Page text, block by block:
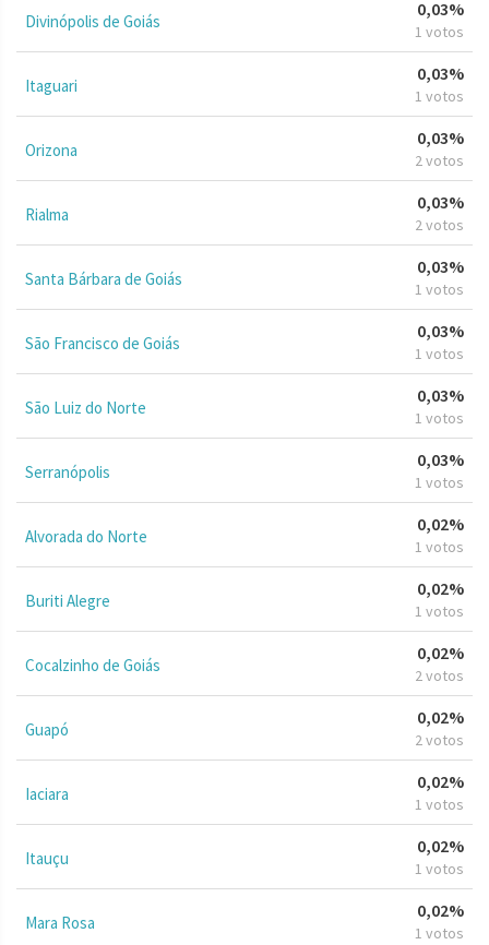
Divinópolis de Goiás
0,03%
1 votos
Itaguari
0,03%
1 votos
Orizona
0,03%
2 votos
Rialma
0,03%
2 votos
Santa Bárbara de Goiás
0,03%
1 votos
São Francisco de Goiás
0,03%
1 votos
São Luiz do Norte
0,03%
1 votos
Serranópolis
0,03%
1 votos
Alvorada do Norte
0,02%
1 votos
Buriti Alegre
0,02%
1 votos
Cocalzinho de Goiás
0,02%
2 votos
Guapó
0,02%
2 votos
Iaciara
0,02%
1 votos
Itauçu
0,02%
1 votos
Mara Rosa
0,02%
1 votos